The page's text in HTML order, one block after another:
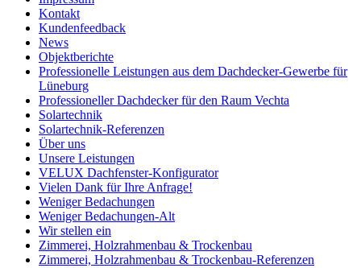
Kontakt
Kundenfeedback
News
Objektberichte
Professionelle Leistungen aus dem Dachdecker-Gewerbe für
Lüneburg
Professioneller Dachdecker für den Raum Vechta
Solartechnik
Solartechnik-Referenzen
Über uns
Unsere Leistungen
VELUX Dachfenster-Konfigurator
Vielen Dank für Ihre Anfrage!
Weniger Bedachungen
Weniger Bedachungen-Alt
Wir stellen ein
Zimmerei, Holzrahmenbau & Trockenbau
Zimmerei, Holzrahmenbau & Trockenbau-Referenzen